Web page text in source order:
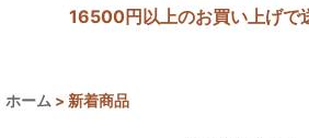
16500円以上のお買い上げで
ホーム > 新着商品